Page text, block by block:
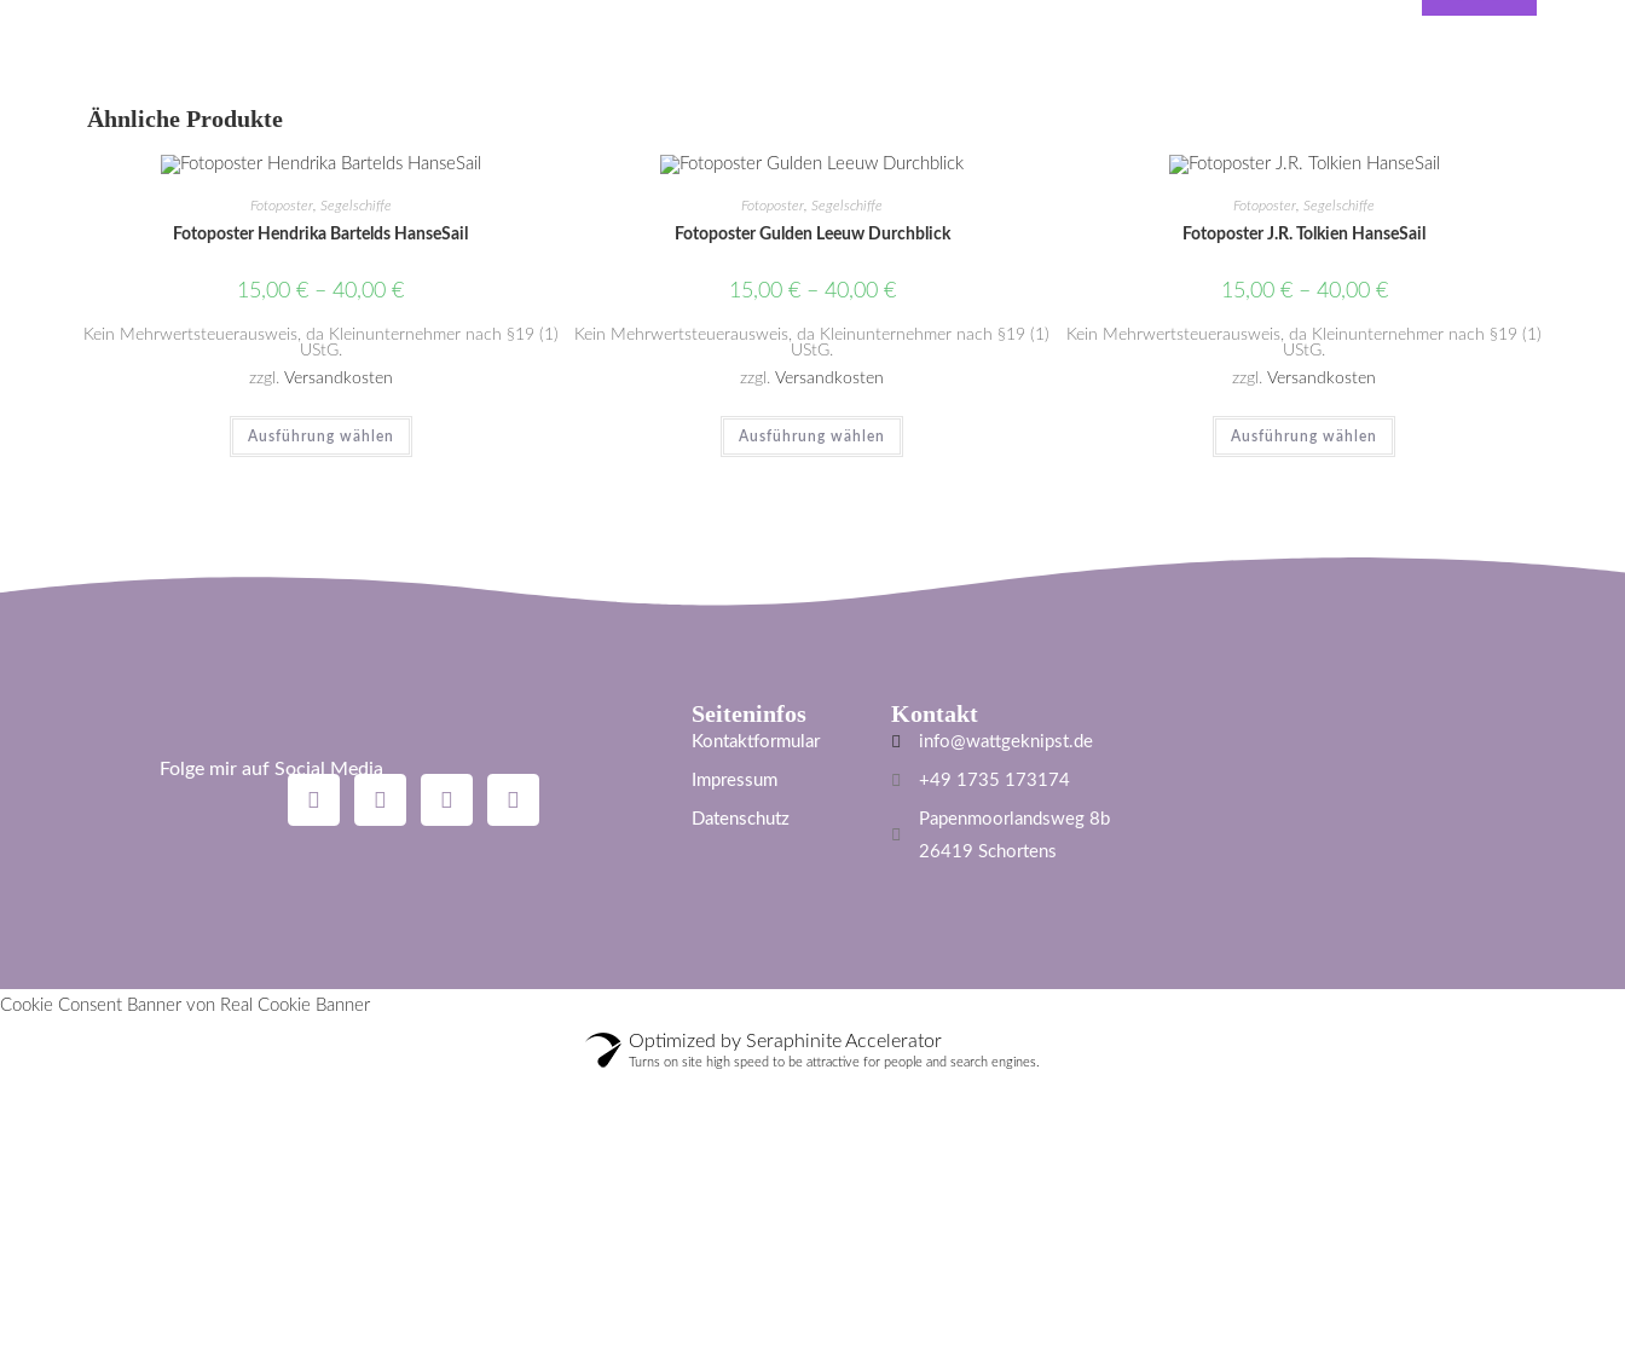
Ähnliche Produkte
Fotoposter, Segelschiffe
Fotoposter Hendrika Bartelds HanseSail
15,00€ –40,00€
Kein Mehrwertsteuerausweis, da Kleinunternehmer nach §19 (1)
UStG.
zzgl. Versandkosten
Ausführung wählen
Fotoposter Segelschiffe
Fotoposter Gulden Leeuw Durchblick
15,00 €– 40,00 €
Kein Mehrwertsteuerausweis, da Kleinunternehmer nach §19 (1)
UStG.
zzgl.Versandkosten
Ausführung wählen
Fotoposter Segelschiffe
Fotoposter J.R. Tolkien HanseSail
15,00 €– 40,00 €
Kein Mehrwertsteuerausweis, da Kleinunternehmer nach §19 (1)
UStG.
zzgl.Versandkosten
Ausführung wählen
Folge mir auf Social Media
Seiteninfos
Kontaktformular
Impressum
Datenschutz
Kontakt
info@wattgeknipst.de
+49 1735 173174
Papenmoorlandsweg 8b
26419 Schortens
Cookie Consent Banner von Real Cookie Banner
Optimized by Seraphinite Accelerator
Turns on site high speed to be attractive for people and search engines.